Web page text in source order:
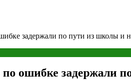
задержали по пути из школы и
ошибке задержали